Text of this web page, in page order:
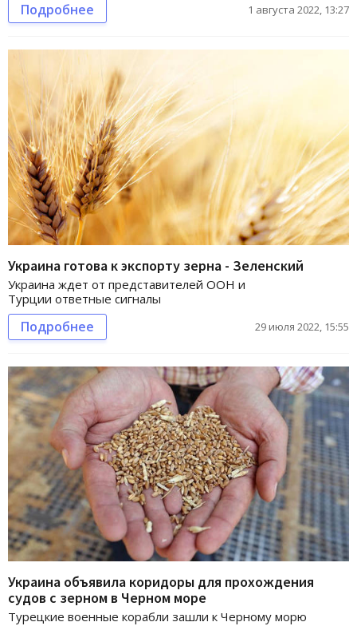
Подробнее 1 августа 2022, 13:27
Украина готова к экспорту зерна - Зеленский
Украина ждет от представителей ООН и
Турции ответные сигналы
Подробнее 29 июля 2022, 15:55
Украина объявила коридоры для прохождения
судов с зерном в Черном море
Турецкие военные корабли зашли к Черному морю